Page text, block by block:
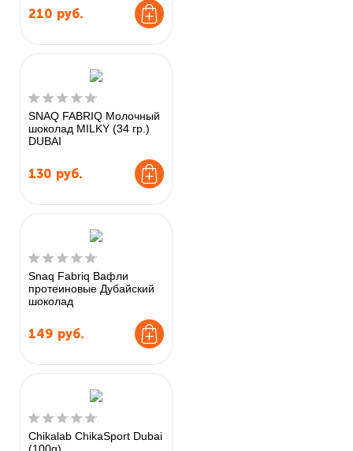
210 руб.
SNAQ FABRIQ Молочный
шоколад MILKY (34 гр.)
DUBAI
130 руб.
Snaq Fabriq Вафли
протеиновые Дубайский
шоколад
149 руб.
Chikalab ChikaSport Dubai